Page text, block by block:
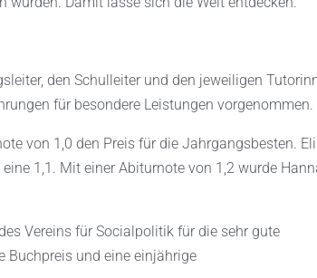
den Schulleiter und den jeweiligen
für besondere Leistungen vorgenommen.
von 1,0 den Preis für die Jahrgangsbesten.
1,1. Mit einer Abiturnote von 1,2 wurde
Vereins für Socialpolitik für die sehr gute
und eine einjährige